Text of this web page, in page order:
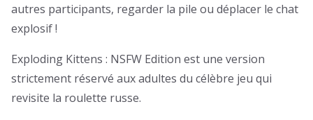
autres participants, regarder la pile ou déplacer le chat
explosif !
Exploding Kittens : NSFW Edition est une version
strictement réservé aux adultes du célèbre jeu qui
revisite la roulette russe.